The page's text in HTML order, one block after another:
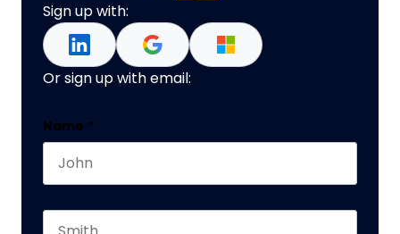
Sign up with:
Or sign up with email:
Name
Name *